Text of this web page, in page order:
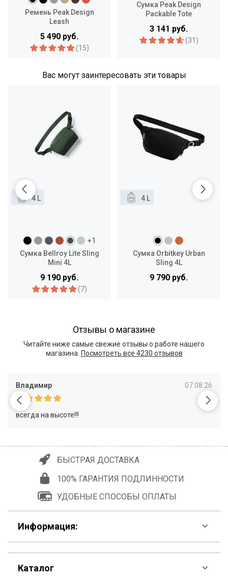
Ремень Peak Design
Leash
5 490 руб.
(15)
Сумка Peak Design
Packable Tote
3 141 руб.
(31)
Вас могут заинтересовать эти товары
4 L
+1
Сумка Bellroy Lite Sling
Mini 4L
9 190 руб.
(7)
4 L
Сумка Orbitkey Urban
Sling 4L
9 790 руб.
Отзывы о магазине
Читайте ниже самые свежие отзывы о работе нашего
магазина. Посмотреть все 4230 отзывов
Владимир 07.08.26
всегда на высоте!!!
БЫСТРАЯ ДОСТАВКА
100% ГАРАНТИЯ ПОДЛИННОСТИ
УДОБНЫЕ СПОСОБЫ ОПЛАТЫ
Информация:
F.A.Q
Каталог